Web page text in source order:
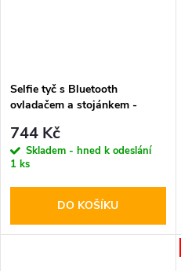
Selfie tyč s Bluetooth
ovladačem a stojánkem -
Selfie Stick Tripod
744 Kč
Skladem - hned k odeslání
1 ks
DO KOŠÍKU